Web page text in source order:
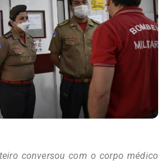
conversou com o corpo médico